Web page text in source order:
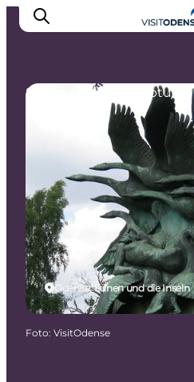
Odense erleben
Veranstaltungen
Reiseplanung
Inspiration
Odense, Fünen und die Inseln
Street Art und Skulpturen
Foto: VisitOdense